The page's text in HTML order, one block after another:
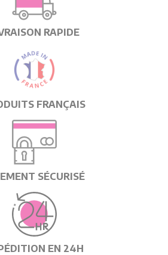
RAPIDE
FRANÇAIS
SÉCURISÉ
EN 24H